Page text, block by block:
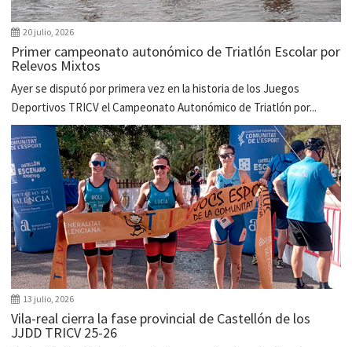
20 julio, 2026
Primer campeonato autonómico de Triatlón Escolar por
Relevos Mixtos
Ayer se disputó por primera vez en la historia de los Juegos
Deportivos TRICV el Campeonato Autonómico de Triatlón por...
13 julio, 2026
Vila-real cierra la fase provincial de Castellón de los
JJDD TRICV 25-26